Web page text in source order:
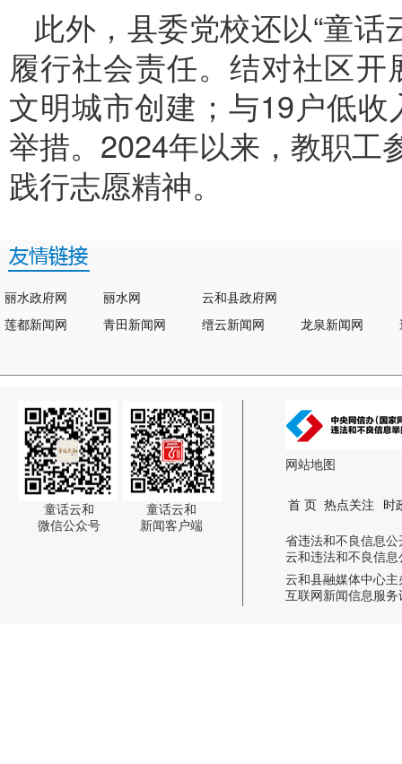
此外，县委党校还以“童
履行社会责任。结对社区
文明城市创建；与19户低
举措。2024年以来，教职工
践行志愿精神。
丽水政府网 丽水网
云和县政府网
莲都新闻网
青田新闻网 缙云新闻网 龙泉新闻网
童话云和
微信公众号
童话云和
新闻客户端
网站地图
首 页 热点关注 时
省违法和不良信息公
云和违法和不良信息
云和县融媒体中心
互联网新闻信息服务